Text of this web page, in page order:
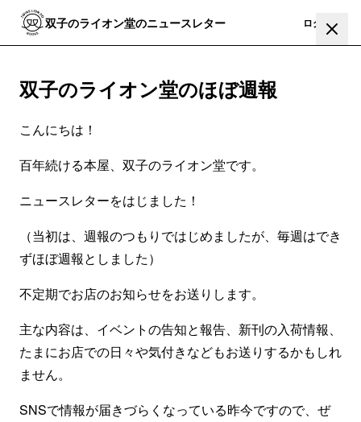
双子のライオン堂のニュースレター ログイン
双子のライオン堂のほぼ週報
こんにちは！
百年続ける本屋、双子のライオン堂です。
ニュースレターをはじました！
（当初は、週報のつもりではじめましたが、毎週はでき
ずほぼ週報としました）
不定期でお店のお知らせをお送りします。
主な内容は、イベントの告知と報告、新刊の入荷情報、
たまにお店での日々や気付きなどもお送りするかもしれ
ません。
SNSで情報が届きづらくなっている昨今ですので、ぜ